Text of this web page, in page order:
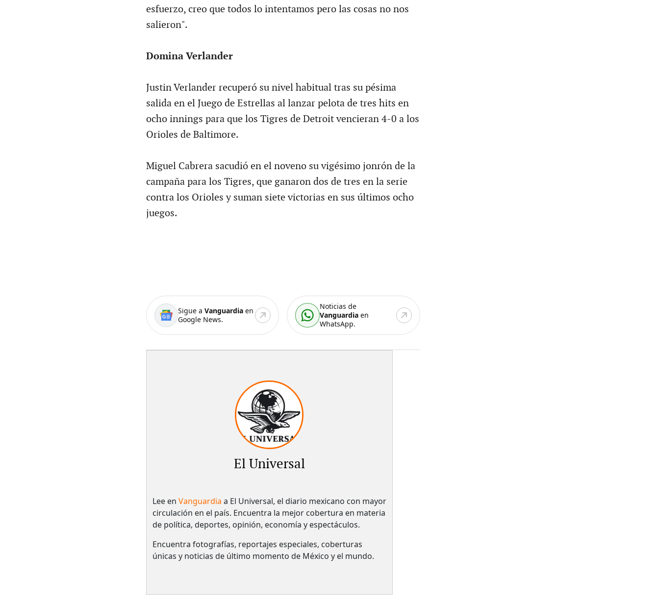
esfuerzo, creo que todos lo intentamos pero las cosas no nos
salieron".
Domina Verlander
Justin Verlander recuperó su nivel habitual tras su pésima
salida en el Juego de Estrellas al lanzar pelota de tres hits en
ocho innings para que los Tigres de Detroit vencieran 4-0 a los
Orioles de Baltimore.
Miguel Cabrera sacudió en el noveno su vigésimo jonrón de la
campaña para los Tigres, que ganaron dos de tres en la serie
contra los Orioles y suman siete victorias en sus últimos ocho
juegos.
Sigue a Vanguardiaen
Google News.
Noticias de
Vanguardia en
WhatsApp.
El Universal
Lee en Vanguardia a El Universal, el diario mexicano con mayor
circulación en el país.​ Encuentra la mejor cobertura en materia
de política, deportes, opinión, economía y espectáculos.
Encuentra fotografías, reportajes especiales, coberturas
únicas y noticias de último momento de México y el mundo.